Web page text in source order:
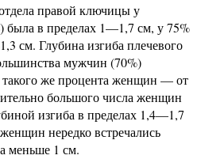
правой ключицы у
в пределах 1—1,7 см, у 75%
см. Глубина изгиба плечевого
мужчин (70%)
такого же процента женщин — от
большого числа женщин
изгиба в пределах 1,4—1,7
нередко встречались
меньше 1 см.